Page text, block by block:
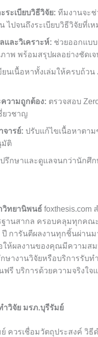
ระเบียบวิธีวิจัย: ทีมงานจะช่
ไปจนถึงระเบียบวิธีวิจัยที่เ
และวิเคราะห์: ช่วยออกแบ
พ พร้อมสรุปผลอย่างชัดเจ
ยนเนื้อหาทั้งเล่มให้ครบถ้ว
วามถูกต้อง: ตรวจสอบ
ยวชาญ
จารย์: ปรับแก้ไขเนื้อหาตา
มัติ
รึกษาและดูแลจนกว่านักศึ
วิทยานิพนธ์
ฐานสากล ครอบคลุมทุกค
การันตีผลงานทุกชิ้นผ่านม
อให้ผลงานของคุณมีความ
างานวิจัยหรือบริการรับ
ฟรี บริการด้วยความจริงใ
วิจัย มรภ.บุรีรัมย์
ควรเชื่อมวัตถุประสงค์ วิ